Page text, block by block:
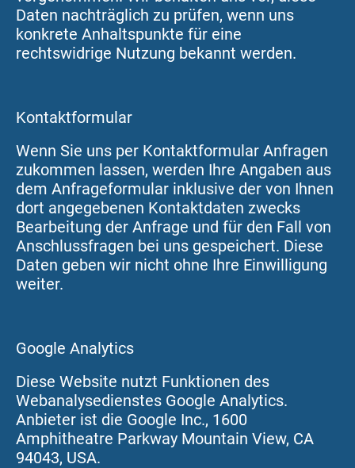
Daten nachträglich zu prüfen, wenn uns
konkrete Anhaltspunkte für eine
rechtswidrige Nutzung bekannt werden.
Kontaktformular
Wenn Sie uns per Kontaktformular Anfragen
zukommen lassen, werden Ihre Angaben aus
dem Anfrageformular inklusive der von Ihnen
dort angegebenen Kontaktdaten zwecks
Bearbeitung der Anfrage und für den Fall von
Anschlussfragen bei uns gespeichert. Diese
Daten geben wir nicht ohne Ihre Einwilligung
weiter.
Google Analytics
Diese Website nutzt Funktionen des
Webanalysedienstes Google Analytics.
Anbieter ist die Google Inc., 1600
Amphitheatre Parkway Mountain View, CA
94043, USA.